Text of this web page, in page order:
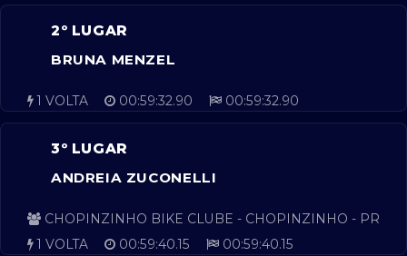
2º LUGAR
BRUNA MENZEL
1 VOLTA 00:59:32.90 00:59:32.90
3º LUGAR
ANDREIA ZUCONELLI
CHOPINZINHO BIKE CLUBE - CHOPINZINHO - PR
1 VOLTA
00:59:40.15 00:59:40.15